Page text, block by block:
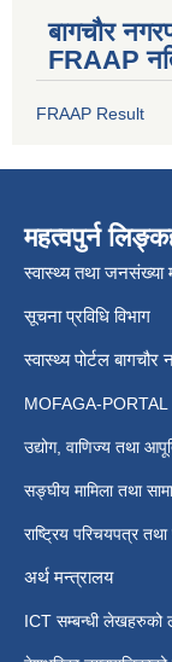
बागचौर
FRAAP
FRAAP Result
महत्वपुर्न
स्वास्थ्य तथा जनसंख्या
सूचना प्रविधि विभाग
स्वास्थ्य पोर्टल बागचौर
MOFAGA-PORTAL
उद्योग, वाणिज्य तथा
सङ्घीय मामिला तथा
राष्ट्रिय परिचयपत्र
अर्थ मन्त्रालय
ICT सम्बन्धी लेखहरुको